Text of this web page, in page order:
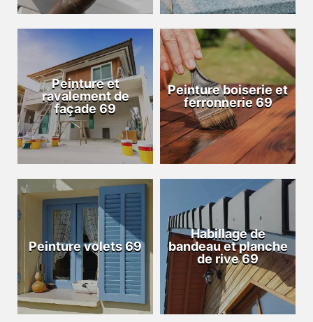
Peinture et
ravalement de
façade 69
Peinture boiserie et
ferronnerie 69
Peinture volets 69
Habillage de
bandeau et planche
de rive 69